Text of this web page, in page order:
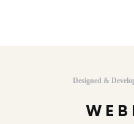
Designed &